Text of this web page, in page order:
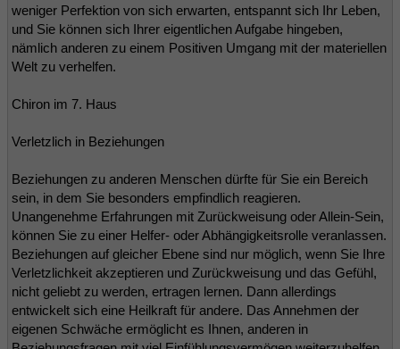
weniger Perfektion von sich erwarten, entspannt sich Ihr Leben,
und Sie können sich Ihrer eigentlichen Aufgabe hingeben,
nämlich anderen zu einem Positiven Umgang mit der materiellen
Welt zu verhelfen.
Chiron im 7. Haus
Verletzlich in Beziehungen
Beziehungen zu anderen Menschen dürfte für Sie ein Bereich
sein, in dem Sie besonders empfindlich reagieren.
Unangenehme Erfahrungen mit Zurückweisung oder Allein-Sein,
können Sie zu einer Helfer- oder Abhängigkeitsrolle veranlassen.
Beziehungen auf gleicher Ebene sind nur möglich, wenn Sie Ihre
Verletzlichkeit akzeptieren und Zurückweisung und das Gefühl,
nicht geliebt zu werden, ertragen lernen. Dann allerdings
entwickelt sich eine Heilkraft für andere. Das Annehmen der
eigenen Schwäche ermöglicht es Ihnen, anderen in